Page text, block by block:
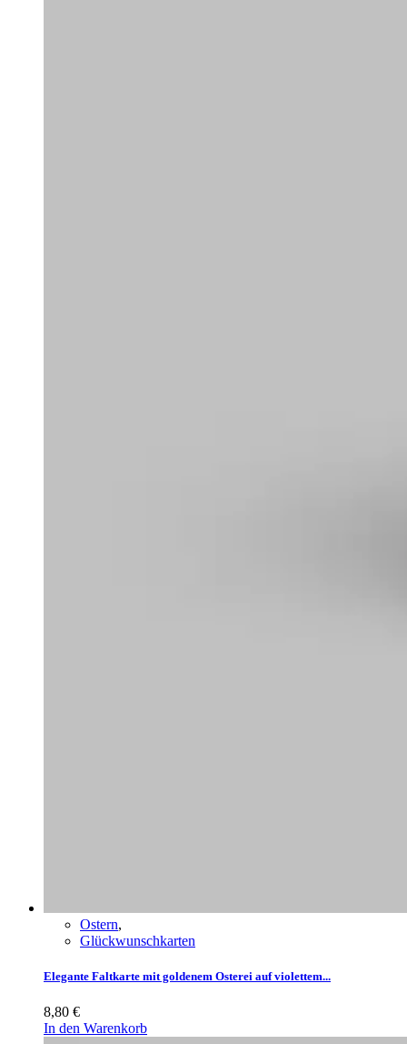
Ostern,
Glückwunschkarten
Elegante Faltkarte mit goldenem Osterei auf violettem...
8,80 €
In den Warenkorb